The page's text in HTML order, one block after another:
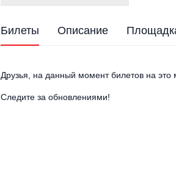
Билеты Описание
Друзья, на данный момент билетов на
Следите за обновлениями!